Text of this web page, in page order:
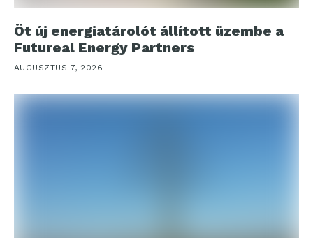
Öt új energiatárolót állított üzembe a
Futureal Energy Partners
AUGUSZTUS 7, 2026